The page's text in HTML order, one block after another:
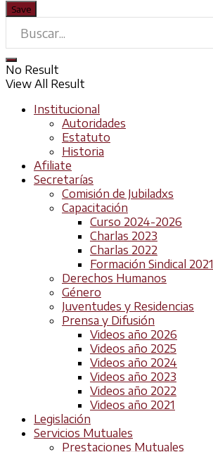
No Result
View All Result
Institucional
Autoridades
Estatuto
Historia
Afiliate
Secretarías
Comisión de Jubiladxs
Capacitación
Curso 2024-2026
Charlas 2023
Charlas 2022
Formación Sindical 2021
Derechos Humanos
Género
Juventudes y Residencias
Prensa y Difusión
Videos año 2026
Videos año 2025
Videos año 2024
Videos año 2023
Videos año 2022
Videos año 2021
Legislación
Servicios Mutuales
Prestaciones Mutuales